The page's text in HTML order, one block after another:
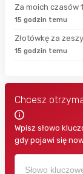
Za moich czasów
15 godzin temu
Złotówkę za
15 godzin temu
Chcesz
Wpisz słowo
gdy pojawi się